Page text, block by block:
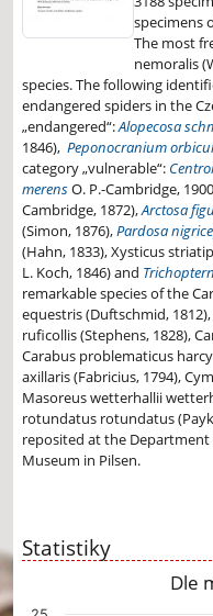
specimens
The most
nemoralis
species. The following
endangered spiders in the
„endangered“:Alopecosa
1846), Peponocranium
category „vulnerable“:
merensO. P.-Cambridge,
Cambridge, 1872),Arctosa
(Simon, 1876),Pardosa
(Hahn, 1833), Xysticus
L. Koch, 1846) and
remarkable species of the
equestris (Duftschmid,
ruficollis (Stephens, 1828),
Carabus problematicus
axillaris (Fabricius, 1794),
Masoreus wetterhallii
rotundatus rotundatus
reposited at the
Museum in Pilsen.
Statistiky
Dle
Chart